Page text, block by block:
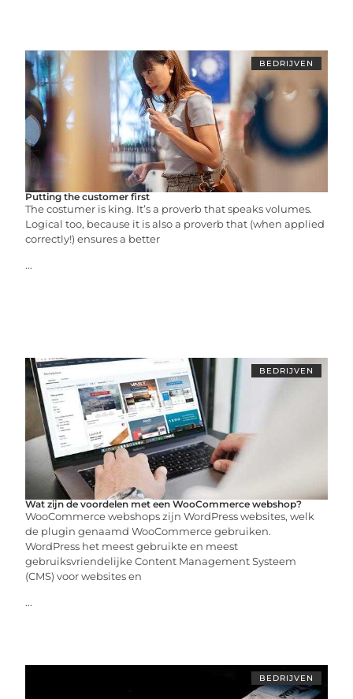
BEDRIJVEN
Putting the customer first
The costumer is king. It’s a proverb that speaks volumes.
Logical too, because it is also a proverb that (when applied
correctly!) ensures a better
...
BEDRIJVEN
Wat zijn de voordelen met een WooCommerce webshop?
WooCommerce webshops zijn WordPress websites, welk
de plugin genaamd WooCommerce gebruiken.
WordPress het meest gebruikte en meest
gebruiksvriendelijke Content Management Systeem
(CMS) voor websites en
...
BEDRIJVEN